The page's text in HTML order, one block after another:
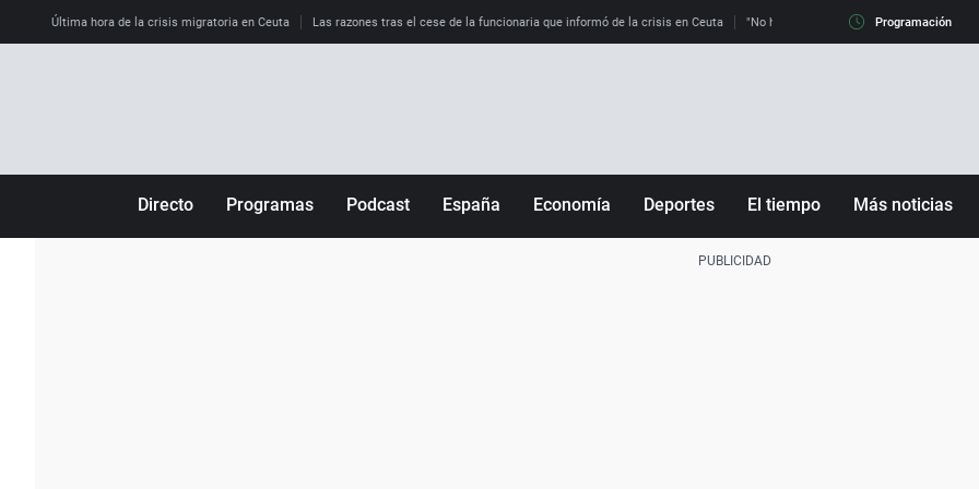
Última hora de la crisis migratoria en Ceuta Las razones tras el cese de la funcionaria que informó de la crisis en Ceuta "No hay mafias, que no nos engañen":
Programación
Directo Programas Podcast España Economía Deportes El tiempo Más noticias